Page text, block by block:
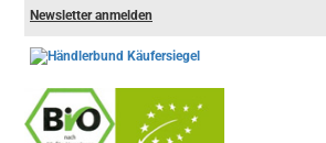
Newsletter anmelden